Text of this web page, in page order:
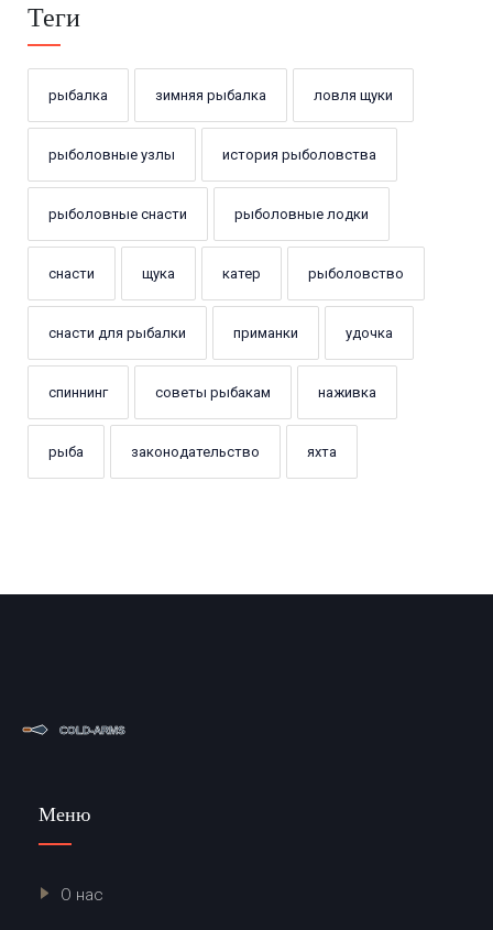
Теги
рыбалка зимняя рыбалка ловля щуки
рыболовные узлы история рыболовства
рыболовные снасти рыболовные лодки
снасти щука катер рыболовство
снасти для рыбалки приманки удочка
спиннинг советы рыбакам наживка
рыба законодательство яхта
Меню
О нас